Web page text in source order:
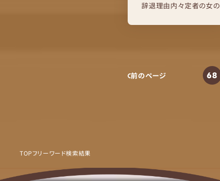
辞退理由内々定者の女の
前のページ 68
TOPフリーワード検索結果